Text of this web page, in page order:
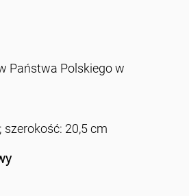
Państwa Polskiego w
szerokość: 20,5 cm